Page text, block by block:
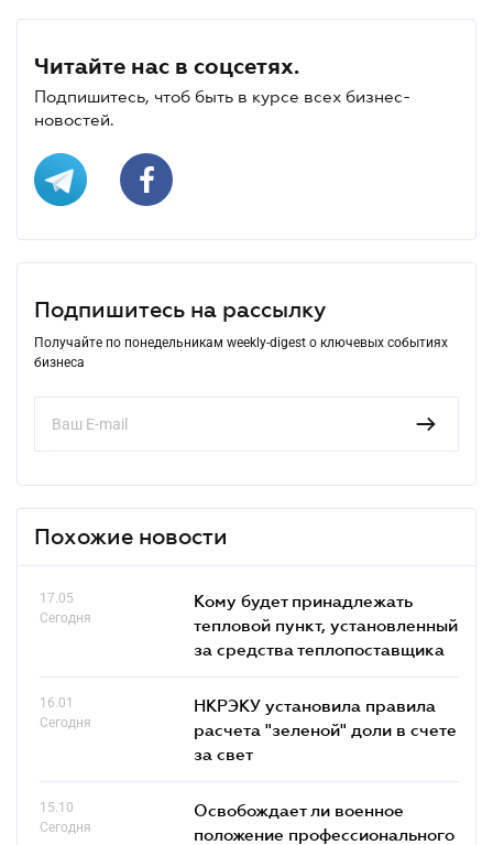
Читайте нас в соцсетях.
Подпишитесь, чтоб быть в курсе всех бизнес-
новостей.
Подпишитесь на рассылку
Получайте по понедельникам weekly-digest о ключевых событиях
бизнеса
Похожие новости
17.05
Сегодня
Кому будет принадлежать
тепловой пункт, установленный
за средства теплопоставщика
16.01
Сегодня
НКРЭКУ установила правила
расчета "зеленой" доли в счете
за свет
15.10
Сегодня
Освобождает ли военное
положение профессионального